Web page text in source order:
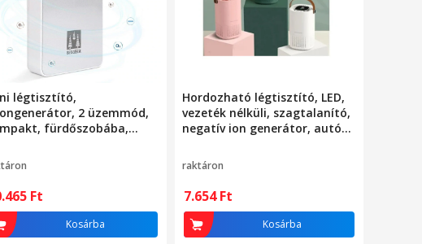
légtisztító,
2 üzemmód,
fürdőszobába,
Ft
Kosárba
Hordozható légtisztító, LED,
vezeték nélküli, szagtalanító,
negatív ion generátor, autóba
raktáron
7.654Ft
Kosárba